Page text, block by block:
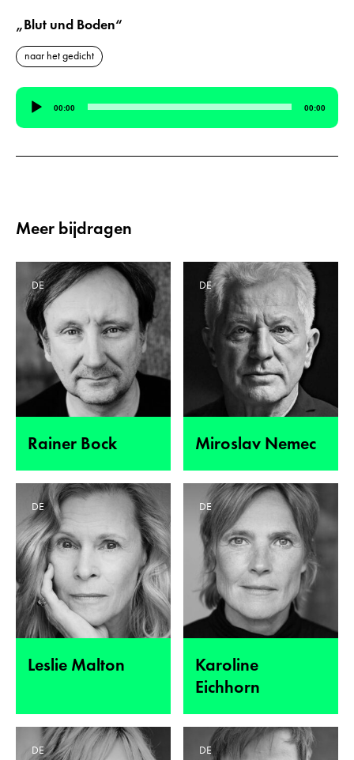
„Blut und Boden“
naar het gedicht
Audiospeler
00:00 00:00
Meer bijdragen
Rainer Bock
DE
Miroslav Nemec
DE
Leslie Malton
DE
Karoline
Eichhorn
DE
DE DE